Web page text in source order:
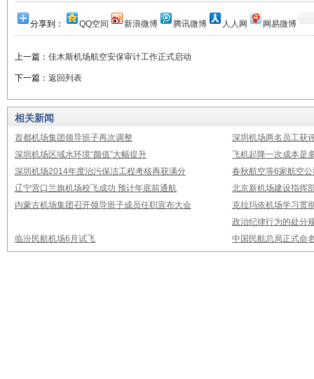
分享到： QQ空间 新浪微博 腾讯微博 人人网 网易微博
上一篇： 佳木斯机场航空安保审计工作正式启动
下一篇： 返回列表
相关新闻
首都机场集团领导班子再次调整
深圳机场两名员工获
深圳机场区域水环境“颜值”大幅提升
飞机起降一次成本是
深圳机场2014年度治污保洁工程考核再获满分
春秋航空等6家航空
辽宁营口兰旗机场校飞成功 预计年底前通航
北京新机场建设指挥
内蒙古机场集团召开领导班子成员任职宣布大会
克拉玛依机场学习贯
政治纪律行为的处分
临汾民航机场6月试飞
中国民航总局正式命